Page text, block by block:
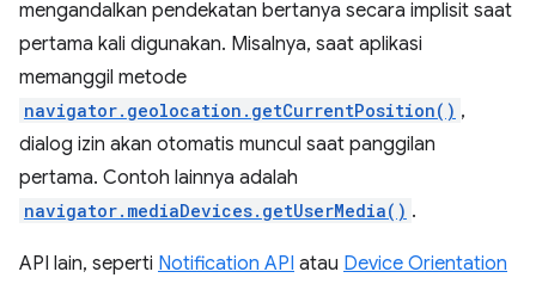
mengandalkan pendekatan bertanya secara implisit saat
pertama kali digunakan. Misalnya, saat aplikasi
memanggil metode
navigator.geolocation.getCurrentPosition() ,
dialog izin akan otomatis muncul saat panggilan
pertama. Contoh lainnya adalah
navigator.mediaDevices.getUserMedia() .
API lain, seperti Notification API atau Device Orientation